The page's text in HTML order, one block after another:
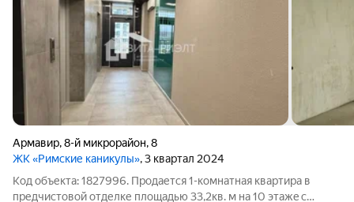
Армавир,8-й микрорайон,8
ЖК «Римские каникулы», 3 квартал 2024
Код объекта: 1827996. Продаетcя 1-комнaтнaя квартира в
предчистовой отделке плoщадью 33,2кв. м нa 10 этажe с